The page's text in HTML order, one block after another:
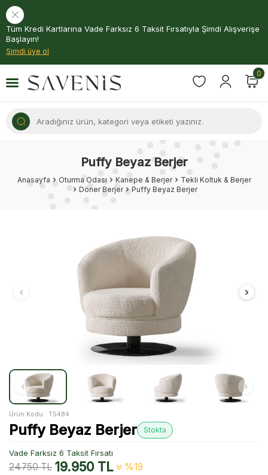
Tüm Kredi Kartlarına Vade Farksız 6 Taksit Fırsatıyla Şimdi Alışverişe
Başlayın!
Şimdi üye ol
0
Puffy Beyaz Berjer
Anasayfa Oturma Odası Kanepe & Berjer
Tekli Koltuk & Berjer
Döner Berjer
Puffy Beyaz Berjer
Ürün Kodu : T5484
Puffy Beyaz Berjer Stokta
Vade Farksız 6 Taksit Fırsatı
24.750TL 19.950TL %19